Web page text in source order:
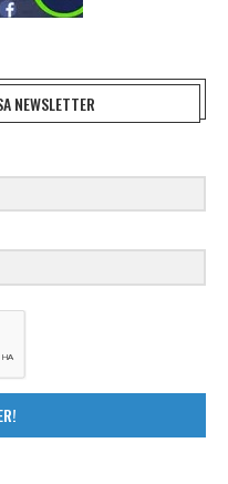
NEWSLETTER